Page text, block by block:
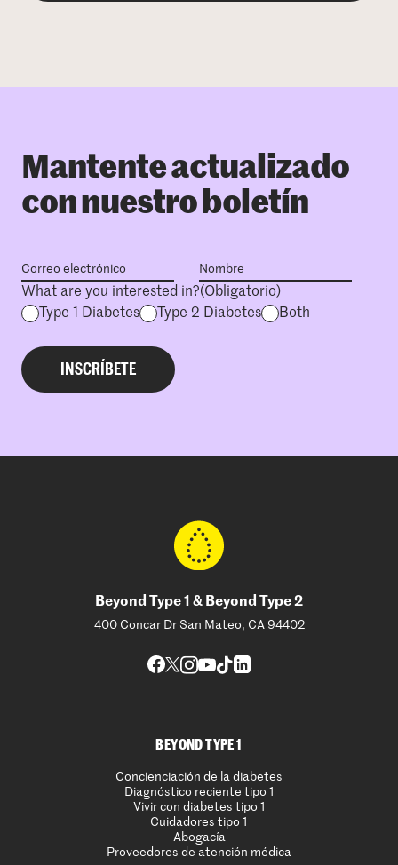
Mantente actualizado
con nuestro boletín
What are you interested in?(Obligatorio)
Type 1 Diabetes
Type 2 Diabetes Both
Beyond Type 1 & Beyond Type 2
400 Concar Dr San Mateo, CA 94402
BEYOND TYPE 1
Concienciación de la diabetes
Diagnóstico reciente tipo 1
Vivir con diabetes tipo 1
Cuidadores tipo 1
Abogacía
Proveedores de atención médica